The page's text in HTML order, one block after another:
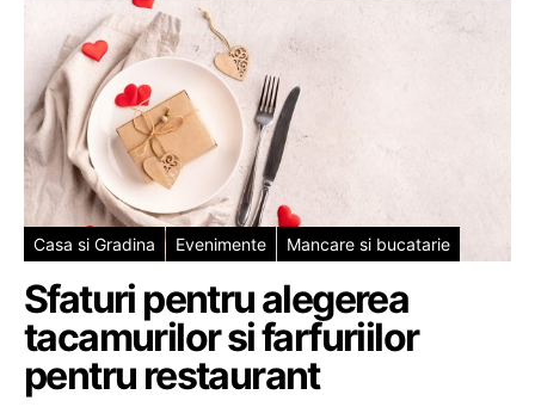
Casa si Gradina Evenimente Mancare si bucatarie
Sfaturi pentru alegerea
tacamurilor si farfuriilor
pentru restaurant